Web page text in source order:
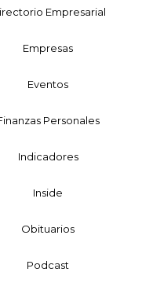
Empresarial
Empresas
Eventos
Personales
Indicadores
Inside
Obituarios
Podcast